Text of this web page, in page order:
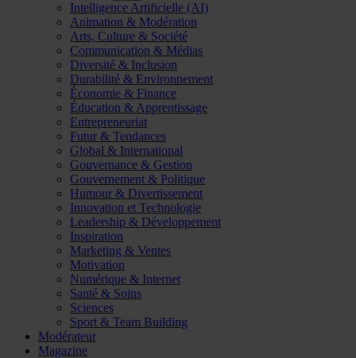
Intelligence Artificielle (AI)
Animation & Modération
Arts, Culture & Société
Communication & Médias
Diversité & Inclusion
Durabilité & Environnement
Économie & Finance
Éducation & Apprentissage
Entrepreneuriat
Futur & Tendances
Global & International
Gouvernance & Gestion
Gouvernement & Politique
Humour & Divertissement
Innovation et Technologie
Leadership & Développement
Inspiration
Marketing & Ventes
Motivation
Numérique & Internet
Santé & Soins
Sciences
Sport & Team Building
Modérateur
Magazine